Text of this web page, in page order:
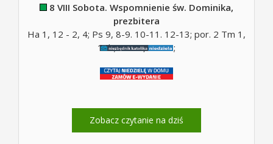
8 VIII Sobota. Wspomnienie św. Dominika,
prezbitera
Ha 1, 12 - 2, 4; Ps 9, 8-9. 10-11. 12-13; por. 2 Tm 1,
10b; Mt 17, 14-20;
Zobacz czytanie na dziś